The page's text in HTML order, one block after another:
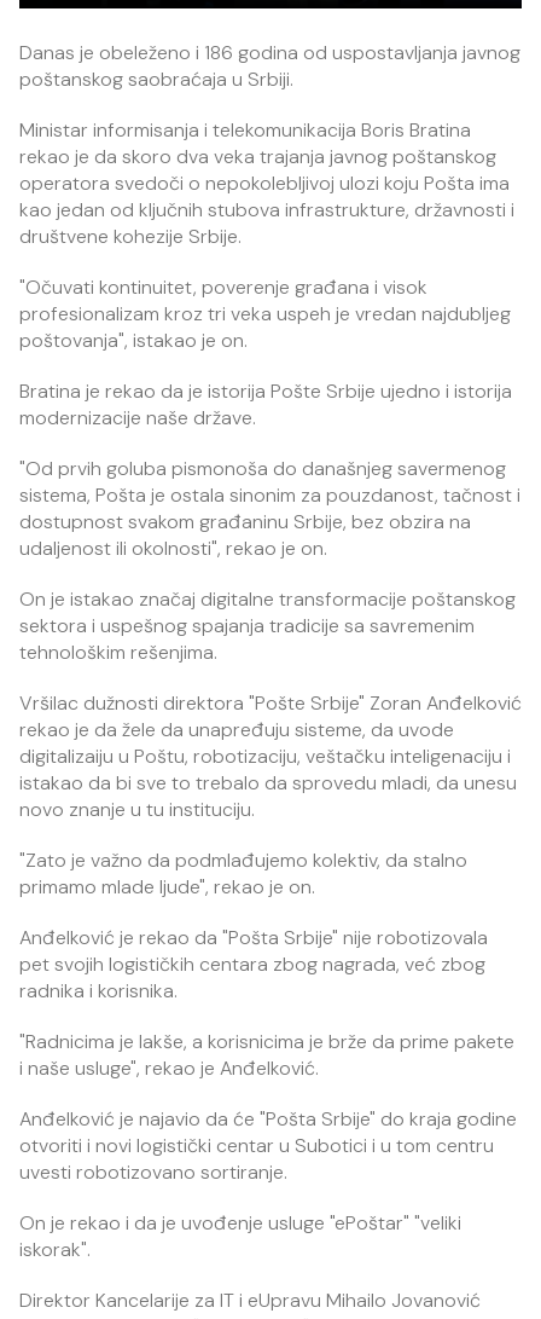
Danas je obeleženo i 186 godina od uspostavljanja javnog
poštanskog saobraćaja u Srbiji.
Ministar informisanja i telekomunikacija Boris Bratina
rekao je da skoro dva veka trajanja javnog poštanskog
operatora svedoči o nepokolebljivoj ulozi koju Pošta ima
kao jedan od ključnih stubova infrastrukture, državnosti i
društvene kohezije Srbije.
"Očuvati kontinuitet, poverenje građana i visok
profesionalizam kroz tri veka uspeh je vredan najdubljeg
poštovanja", istakao je on.
Bratina je rekao da je istorija Pošte Srbije ujedno i istorija
modernizacije naše države.
"Od prvih goluba pismonoša do današnjeg savermenog
sistema, Pošta je ostala sinonim za pouzdanost, tačnost i
dostupnost svakom građaninu Srbije, bez obzira na
udaljenost ili okolnosti", rekao je on.
On je istakao značaj digitalne transformacije poštanskog
sektora i uspešnog spajanja tradicije sa savremenim
tehnološkim rešenjima.
Vršilac dužnosti direktora "Pošte Srbije" Zoran Anđelković
rekao je da žele da unapređuju sisteme, da uvode
digitalizaiju u Poštu, robotizaciju, veštačku inteligenaciju i
istakao da bi sve to trebalo da sprovedu mladi, da unesu
novo znanje u tu instituciju.
"Zato je važno da podmlađujemo kolektiv, da stalno
primamo mlade ljude", rekao je on.
Anđelković je rekao da "Pošta Srbije" nije robotizovala
pet svojih logističkih centara zbog nagrada, već zbog
radnika i korisnika.
"Radnicima je lakše, a korisnicima je brže da prime pakete
i naše usluge", rekao je Anđelković.
Anđelković je najavio da će "Pošta Srbije" do kraja godine
otvoriti i novi logistički centar u Subotici i u tom centru
uvesti robotizovano sortiranje.
On je rekao i da je uvođenje usluge "ePoštar" "veliki
iskorak".
Direktor Kancelarije za IT i eUpravu Mihailo Jovanović